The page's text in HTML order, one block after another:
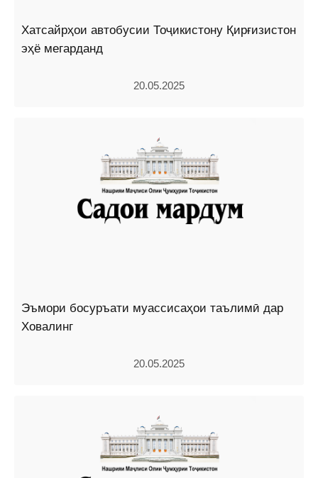
Хатсайрҳои автобусии Тоҷикистону Қирғизистон
эҳё мегарданд
20.05.2025
Эъмори босуръати муассисаҳои таълимӣ дар
Ховалинг
20.05.2025